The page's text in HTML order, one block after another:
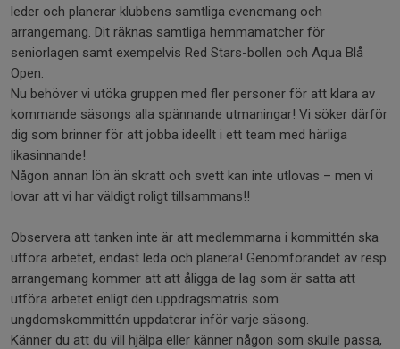
leder och planerar klubbens samtliga evenemang och
arrangemang. Dit räknas samtliga hemmamatcher för
seniorlagen samt exempelvis Red Stars-bollen och Aqua Blå
Open.
Nu behöver vi utöka gruppen med fler personer för att klara av
kommande säsongs alla spännande utmaningar! Vi söker därför
dig som brinner för att jobba ideellt i ett team med härliga
likasinnande!
Någon annan lön än skratt och svett kan inte utlovas – men vi
lovar att vi har väldigt roligt tillsammans!!
Observera att tanken inte är att medlemmarna i kommittén ska
utföra arbetet, endast leda och planera! Genomförandet av resp.
arrangemang kommer att att åligga de lag som är satta att
utföra arbetet enligt den uppdragsmatris som
ungdomskommittén uppdaterar inför varje säsong.
Känner du att du vill hjälpa eller känner någon som skulle passa,